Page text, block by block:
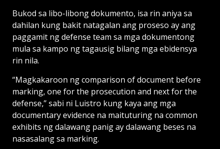
Bukod sa libo-libong dokumento, isa rin aniya sa
dahilan kung bakit natagalan ang proseso ay ang
paggamit ng defense team sa mga dokumentong
mula sa kampo ng tagausig bilang mga ebidensya
rin nila.
“Magkakaroon ng comparison of document before
marking, one for the prosecution and next for the
defense,” sabi ni Luistro kung kaya ang mga
documentary evidence na maituturing na common
exhibits ng dalawang panig ay dalawang beses na
nasasalang sa marking.